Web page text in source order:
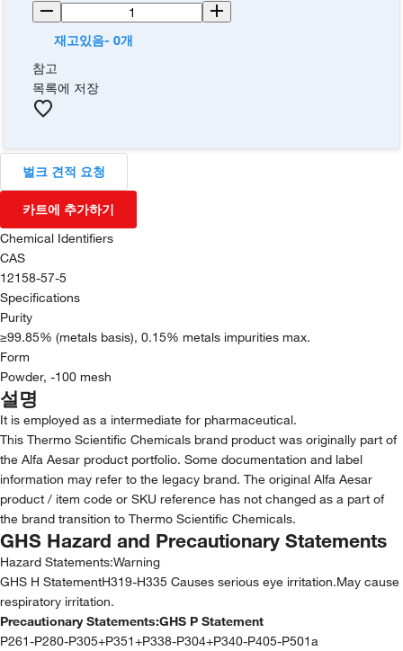
재고있음- 0개
참고
목록에 저장
벌크 견적 요청
카트에 추가하기
Chemical Identifiers
CAS
12158-57-5
Specifications
Purity
≥99.85% (metals basis), 0.15% metals impurities max.
Form
Powder, -100 mesh
설명
It is employed as a intermediate for pharmaceutical.
This Thermo Scientific Chemicals brand product was originally part of
the Alfa Aesar product portfolio. Some documentation and label
information may refer to the legacy brand. The original Alfa Aesar
product / item code or SKU reference has not changed as a part of
the brand transition to Thermo Scientific Chemicals.
GHS Hazard and Precautionary Statements
Hazard Statements:Warning
GHS H StatementH319-H335 Causes serious eye irritation.May cause
respiratory irritation.
Precautionary Statements:GHS P Statement
P261-P280-P305+P351+P338-P304+P340-P405-P501a